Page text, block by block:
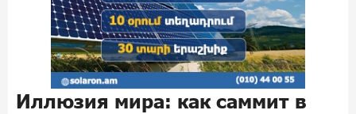
Иллюзия мира: как саммит в